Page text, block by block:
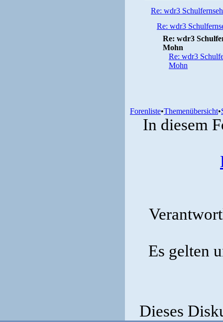
Re: wdr3
Re: wdr3
Re: wdr3
Mohn
Re: wdr3
Mohn
Forenliste•Themenübersicht•
In diesem
Es gelten
Dieses